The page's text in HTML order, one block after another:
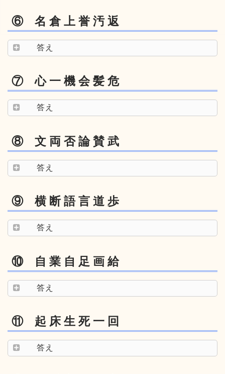
⑥ 名 倉 上 誉 汚 返
答え
⑦ 心 一 機 会 髪 危
答え
⑧ 文 両 否 論 賛 武
答え
⑨ 横 断 語 言 道 歩
答え
⑩ 自 業 自 足 画 給
答え
⑪ 起 床 生 死 一 回
答え